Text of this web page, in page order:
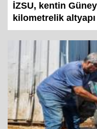
İZSU, kentin
kilometrelik altyapı